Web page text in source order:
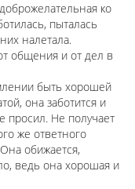
ко
пыталась
налетала.
общения и от дел в
быть хорошей
она заботится и
просил. Не получает
же ответного
обижается,
ведь она хорошая и